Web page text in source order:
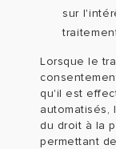
sur
Lorsque le
qu'il est
automatisés,
du droit à la
permettant